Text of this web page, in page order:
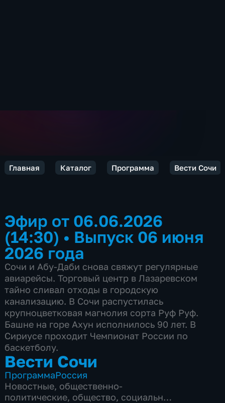
Главная Каталог Программа Вести Сочи
Эфир от 06.06.2026
(14:30) • Выпуск 06 июня
2026 года
Сочи и Абу-Даби снова свяжут регулярные
авиарейсы. Торговый центр в Лазаревском
тайно сливал отходы в городскую
канализацию. В Сочи распустилась
крупноцветковая магнолия сорта Руф Руф.
Башне на горе Ахун исполнилось 90 лет. В
Сириусе проходит Чемпионат России по
баскетболу.
Вести Сочи
ПрограммаРоссия
Новостные, общественно-
политические, общество, социально-